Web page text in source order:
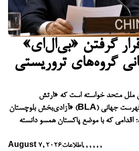
گرفتن «بی‌ال‌ای»
گروه‌های تروریستی
ملل متحد خواسته است که «ارتش
آزادی‌بخش بلوچستان» (BLA) و «بریگاد مجید» را فوراً در فهرست جهانی
اقدامی که با موضع پاکستان همسو دانسته
August 7, 2026اطلاعات, , , , , ,